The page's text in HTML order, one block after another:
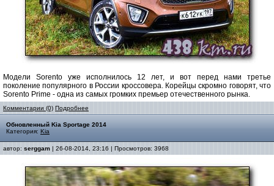
Модели Sorento уже исполнилось 12 лет, и вот перед нами третье
поколение популярного в России кроссовера. Корейцы скромно говорят, что
Sorento Prime - одна из самых громких премьер отечественного рынка.
Комментарии (0) Подробнее
Обновленный Kia Sportage 2014
Категория: Kia
автор: serggam | 26-08-2014, 23:16 | Просмотров: 3968